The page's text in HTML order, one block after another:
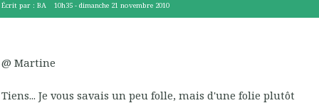
Écrit par : BA 10h35 -dimanche 21 novembre 2010
@ Martine
Tiens... Je vous savais un peu folle, mais d'une folie plutôt